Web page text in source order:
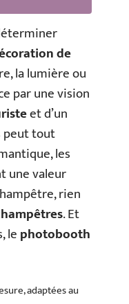
de
la lumière ou
par une vision
et d’un
tout
les
une valeur
rien
. Et
lephotobooth
adaptées au